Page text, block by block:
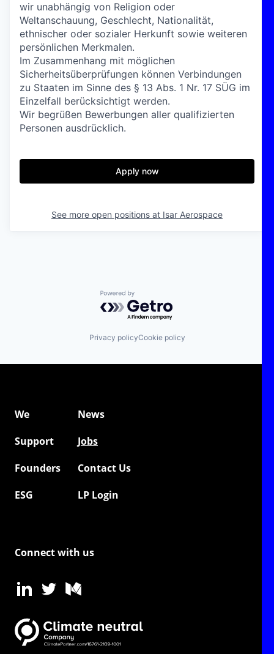
wir unabhängig von Religion oder
Weltanschauung, Geschlecht, Nationalität,
ethnischer oder sozialer Herkunft sowie weiteren
persönlichen Merkmalen.
Im Zusammenhang mit möglichen
Sicherheitsüberprüfungen können Verbindungen
zu Staaten im Sinne des § 13 Abs. 1 Nr. 17 SÜG im
Einzelfall berücksichtigt werden.
Wir begrüßen Bewerbungen aller qualifizierten
Personen ausdrücklich.
Apply now
See more open positions at Isar Aerospace
Powered by Getro.com
Privacy policyCookie policy
We
News
Support
Jobs
Founders
Contact Us
ESG
LP Login
Connect with us